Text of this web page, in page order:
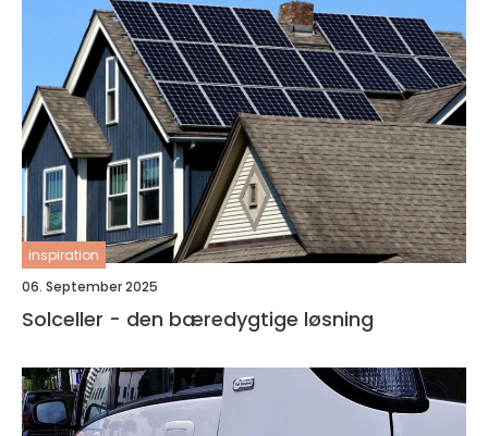
inspiration
06. September 2025
Solceller - den bæredygtige løsning